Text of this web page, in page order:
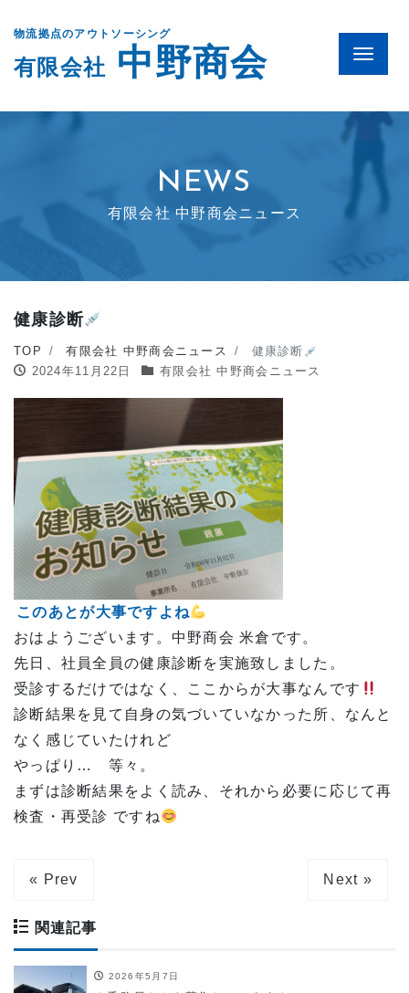
物流拠点のアウトソーシング
有限会社 中野商会 Menu
NEWS
有限会社 中野商会ニュース
健康診断
TOP 有限会社 中野商会ニュース
健康診断
2024年11月22日
有限会社 中野商会ニュース
このあとが大事ですよね
おはようございます。中野商会 米倉です。
先日、社員全員の健康診断を実施致しました。
受診するだけではなく、ここからが大事なんです
診断結果を見て自身の気づいていなかった所、なんと
なく感じていたけれど
やっぱり… 等々。
まずは診断結果をよく読み、それから必要に応じて再
検査・再受診 ですね
« Prev Next »
関連記事
2026年5月7日